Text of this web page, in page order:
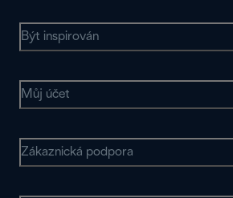
Být inspirován
Můj účet
Zákaznická podpora